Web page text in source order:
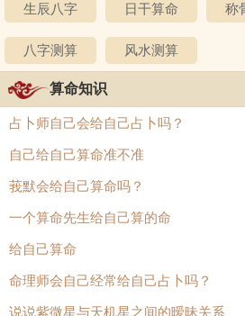
（2）
我先简单捋一下啊。
假设我就是木，那么水生木，也就是水
是有的，那就是在适量的情况下。
什么叫适量，水不能多，也不能少，才
生辰八字 日干算命 称
八字测算 风水测算
算命知识
占卜师自己会给自己占卜吗？
自己给自己算命准不准
莪默会给自己算命吗？
一个算命先生给自己算的命
给自己算命
命理师会自己经常给自己占卜吗？
说说紫微星与天机星之间的暧昧关系